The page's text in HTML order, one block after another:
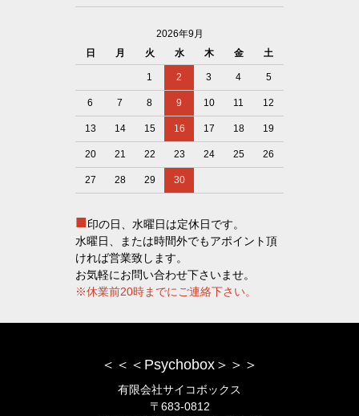
2026年9月
日
月 火 水 木 金 土
1 2 3 4 5
6 7 8 9 10 11 12
13 14 15 16 17 18 19
20 21 22 23 24 25 26
27 28 29 30
■印の日、水曜日は定休日です。
水曜日、または時間外でもアポイント頂
ければ営業致します。
お気軽にお問い合わせ下さいませ。
※休業前20時までにご連絡下さい。
＜＜＜Psychobox＞＞＞
有限会社サイコボックス
〒683-0812